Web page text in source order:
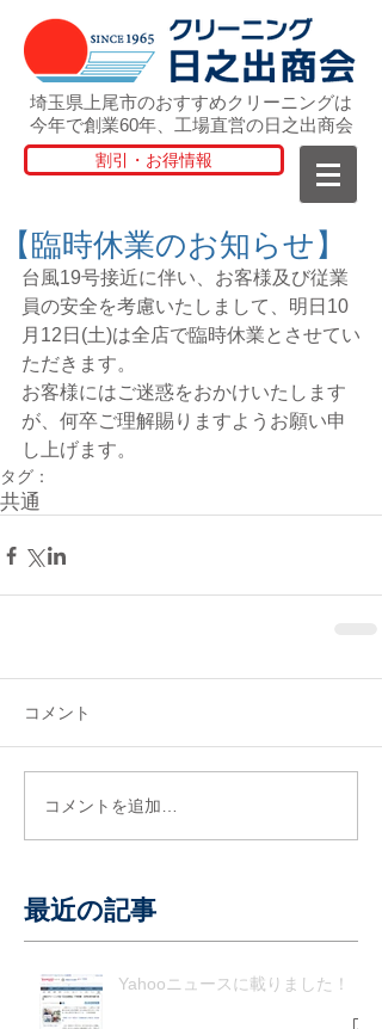
埼玉県上尾市のおすすめクリーニングは
今年で創業60年、工場直営の日之出商会
割引・お得情報
【臨時休業のお知らせ】
台風19号接近に伴い、お客様及び従業
員の安全を考慮いたしまして、明日10
月12日(土)は全店で臨時休業とさせてい
ただきます。
お客様にはご迷惑をおかけいたします
が、何卒ご理解賜りますようお願い申
し上げます。
タグ：
共通
コメント
コメントを追加…
最近の記事
Yahooニュースに載りました！